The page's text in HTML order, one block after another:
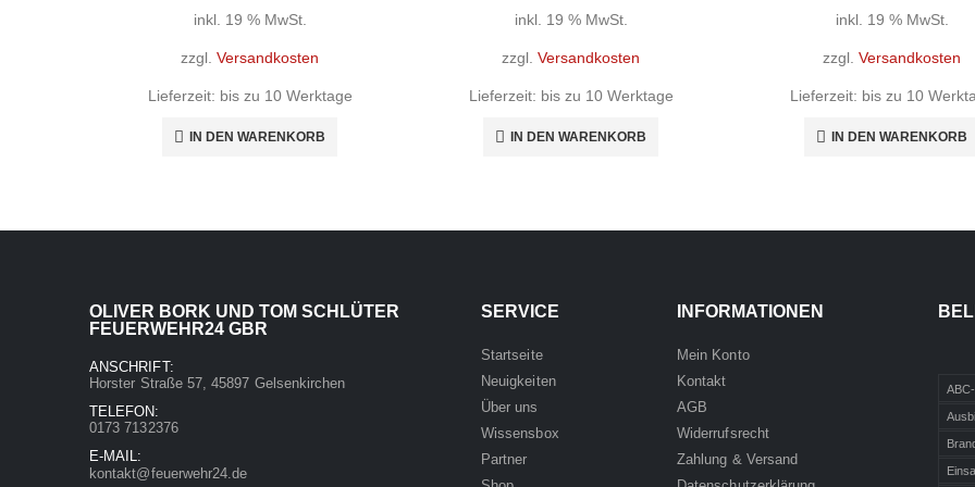
inkl. 19 % MwSt.
zzgl. Versandkosten
Lieferzeit: bis zu 10 Werktage
IN DEN WARENKORB
inkl. 19 % MwSt.
zzgl. Versandkosten
Lieferzeit: bis zu 10 Werktage
IN DEN WARENKORB
inkl. 19 % MwSt.
zzgl. Versandkosten
Lieferzeit: bis zu 10
IN DEN WARENKORB
OLIVER BORK UND TOM SCHLÜTER
FEUERWEHR24 GBR
ANSCHRIFT:
Horster Straße 57, 45897 Gelsenkirchen
TELEFON:
0173 7132376
E-MAIL:
kontakt@feuerwehr24.de
SERVICE
Startseite
Neuigkeiten
Über uns
Wissensbox
Partner
INFORMATIONEN
Mein Konto
Kontakt
AGB
Widerrufsrecht
Zahlung & Versand